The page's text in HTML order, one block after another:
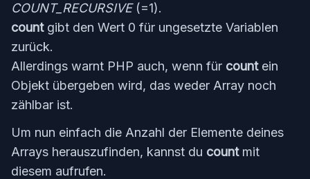
COUNT_RECURSIVE(=1).
countgibt den Wert 0 für ungesetzte Variablen
zurück.
Allerdings warnt PHP auch, wenn für countein
Objekt übergeben wird, das weder Array noch
zählbar ist.
Um nun einfach die Anzahl der Elemente deines
Arrays herauszufinden, kannst du countmit
diesem aufrufen.